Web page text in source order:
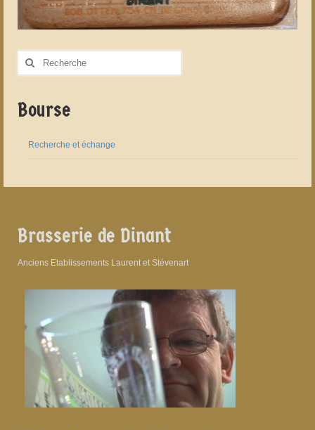
Rechercher
Bourse
Recherche et échange
Brasserie de Dinant
Anciens Etablissements Laurent et Stévenart